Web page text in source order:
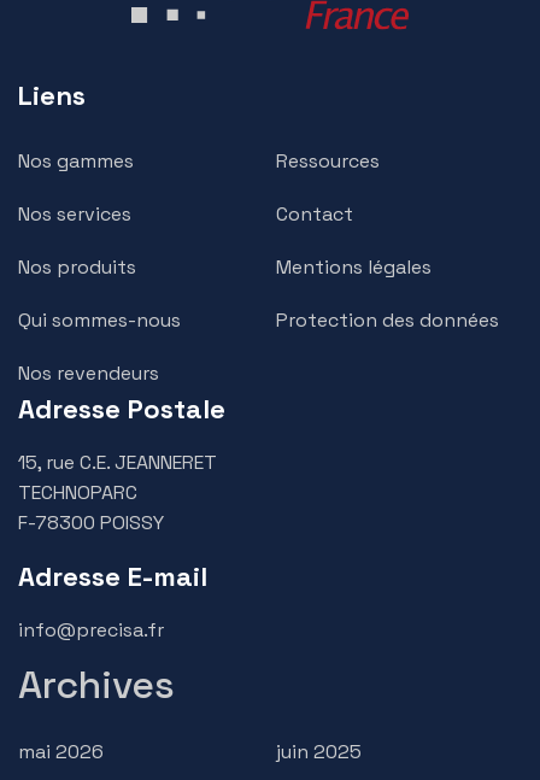
Liens
Nos gammes
Nos services
Nos produits
Qui sommes-nous
Nos revendeurs
Ressources
Contact
Mentions légales
Protection des données
Adresse Postale
15, rue C.E. JEANNERET
TECHNOPARC
F-78300 POISSY
Adresse E-mail
info@precisa.fr
Archives
mai 2026 juin 2025